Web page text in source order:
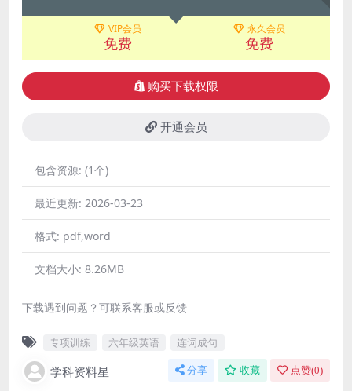
VIP会员
免费
永久会员
免费
购买下载权限
开通会员
包含资源: (1个)
最近更新: 2026-03-23
格式: pdf,word
文档大小: 8.26MB
下载遇到问题？可联系客服或反馈
专项训练 六年级英语 连词成句
学科资料星 分享 收藏 点赞(0)